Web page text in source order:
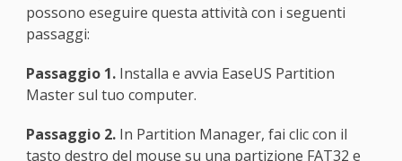
possono eseguire questa attività con i seguenti
passaggi:
Passaggio 1.Installa e avvia EaseUS Partition
Master sul tuo computer.
Passaggio 2.In Partition Manager, fai clic con il
tasto destro del mouse su una partizione FAT32 e